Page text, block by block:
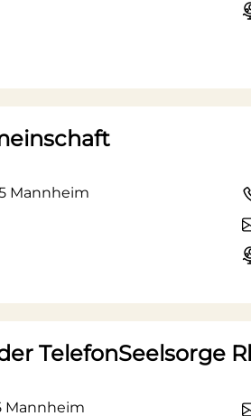
Mannheim
TelefonSeelsorge
Mannheim